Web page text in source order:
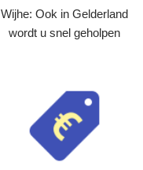
Wijhe: Ook in Gelderland
wordt u snel geholpen